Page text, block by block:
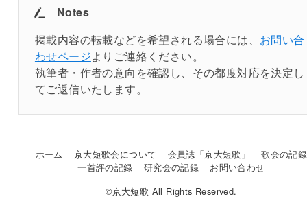
Notes
掲載内容の転載などを希望される場合には、 お問い合
わせページよりご連絡ください。
執筆者・作者の意向を確認し、その都度対応を決定し
てご返信いたします。
ホーム 京大短歌会について 会員誌「京大短歌」
歌会の記録
一首評の記録
研究会の記録
お問い合わせ
©京大短歌 All Rights Reserved.